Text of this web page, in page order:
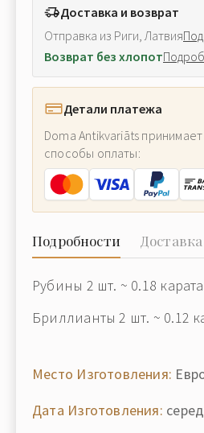
Доставка и возврат
Отправка из Риги, Латвия
Возврат без хлопот
Детали платежа
Doma Antikvariāts
способы оплаты:
Подробности Доставка
Рубины 2 шт. ~ 0.18 карата
Бриллианты 2 шт. ~ 0.12
Место Изготовления:
Дата Изготовления: